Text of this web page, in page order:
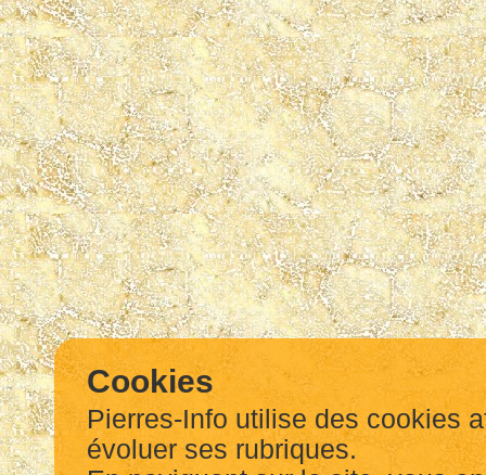
Cookies
Pierres-Info utilise des cookies
évoluer ses rubriques.